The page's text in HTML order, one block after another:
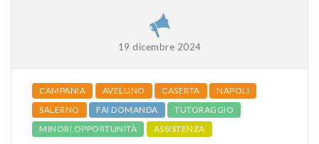
19 dicembre 2024
CAMPANIA AVELLINO CASERTA
NAPOLI
SALERNO
FAI DOMANDA
TUTORAGGIO
MINORI OPPORTUNITÀ
ASSISTENZA